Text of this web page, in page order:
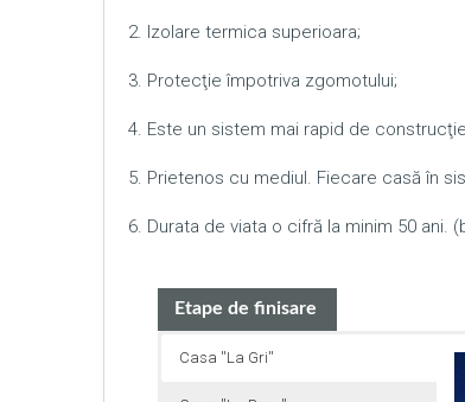
2. Izolare termica superioara;
3. Protecţie împotriva zgomotului;
4. Este un sistem mai rapid de
5. Prietenos cu mediul. Fiecare casă în
6. Durata de viata o cifră la minim 50
Etape de finisare
Casa ''La Gri''